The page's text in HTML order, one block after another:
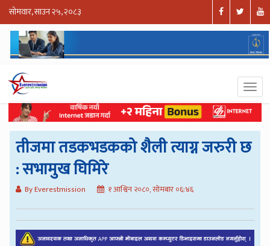
सोमवार, साउन २५, २०८३
तीजमा तडकभडकको शैली त्याग्न जरुरी छ
: सभामुख घिमिरे
By Everestmission १ आश्विन २०८०, सोमबार ०६:४६